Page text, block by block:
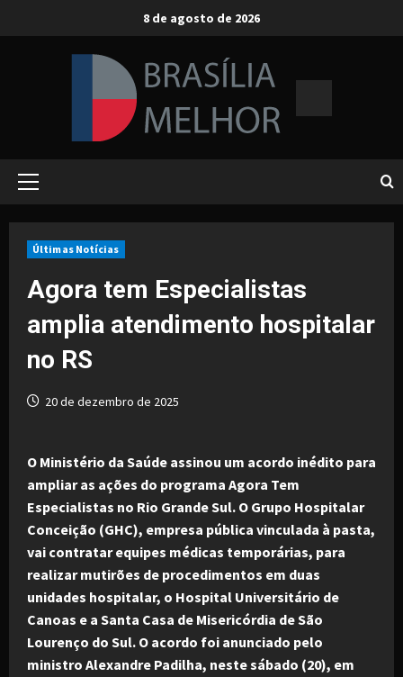
8 de agosto de 2026
Primary
Últimas Notícias
Agora tem Especialistas
amplia atendimento hospitalar
no RS
20 de dezembro de 2025
O Ministério da Saúde assinou um acordo inédito para
ampliar as ações do programa Agora Tem
Especialistas no Rio Grande Sul. O Grupo Hospitalar
Conceição (GHC), empresa pública vinculada à pasta,
vai contratar equipes médicas temporárias, para
realizar mutirões de procedimentos em duas
unidades hospitalar, o Hospital Universitário de
Canoas e a Santa Casa de Misericórdia de São
Lourenço do Sul. O acordo foi anunciado pelo
ministro Alexandre Padilha, neste sábado (20), em